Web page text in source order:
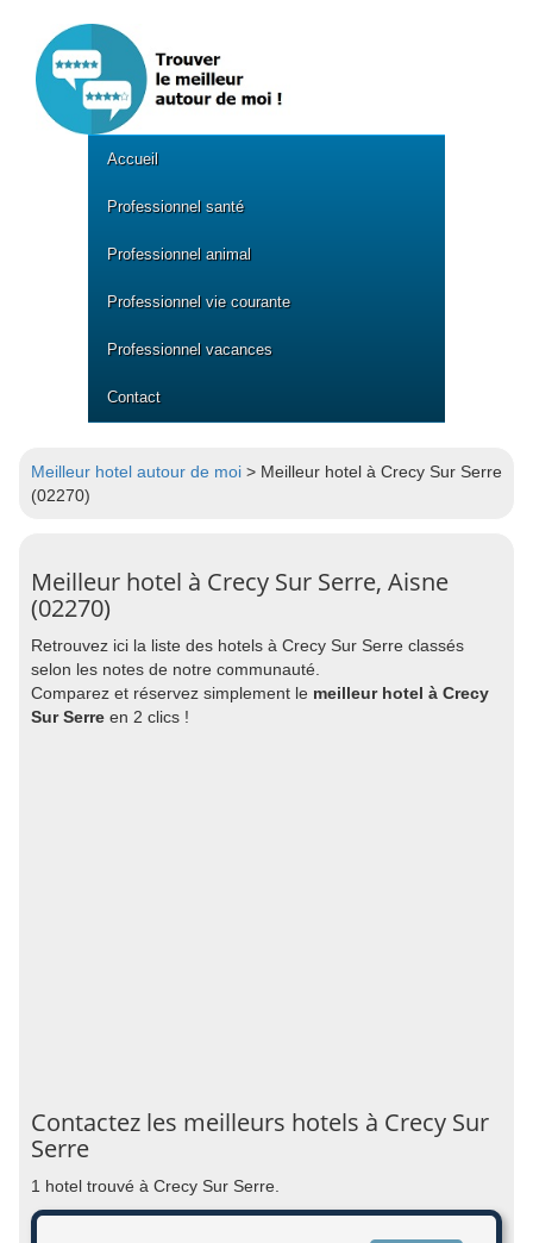
Accueil
Professionnel santé
Professionnel animal
Professionnel vie courante
Professionnel vacances
Contact
Meilleur hotel autour de moi > Meilleur hotel à Crecy Sur Serre
(02270)
Meilleur hotel à Crecy Sur Serre, Aisne
(02270)
Retrouvez ici la liste des hotels à Crecy Sur Serre classés
selon les notes de notre communauté.
Comparez et réservez simplement le meilleur hotel à Crecy
Sur Serre en 2 clics !
Contactez les meilleurs hotels à Crecy Sur
Serre
1 hotel trouvé à Crecy Sur Serre.